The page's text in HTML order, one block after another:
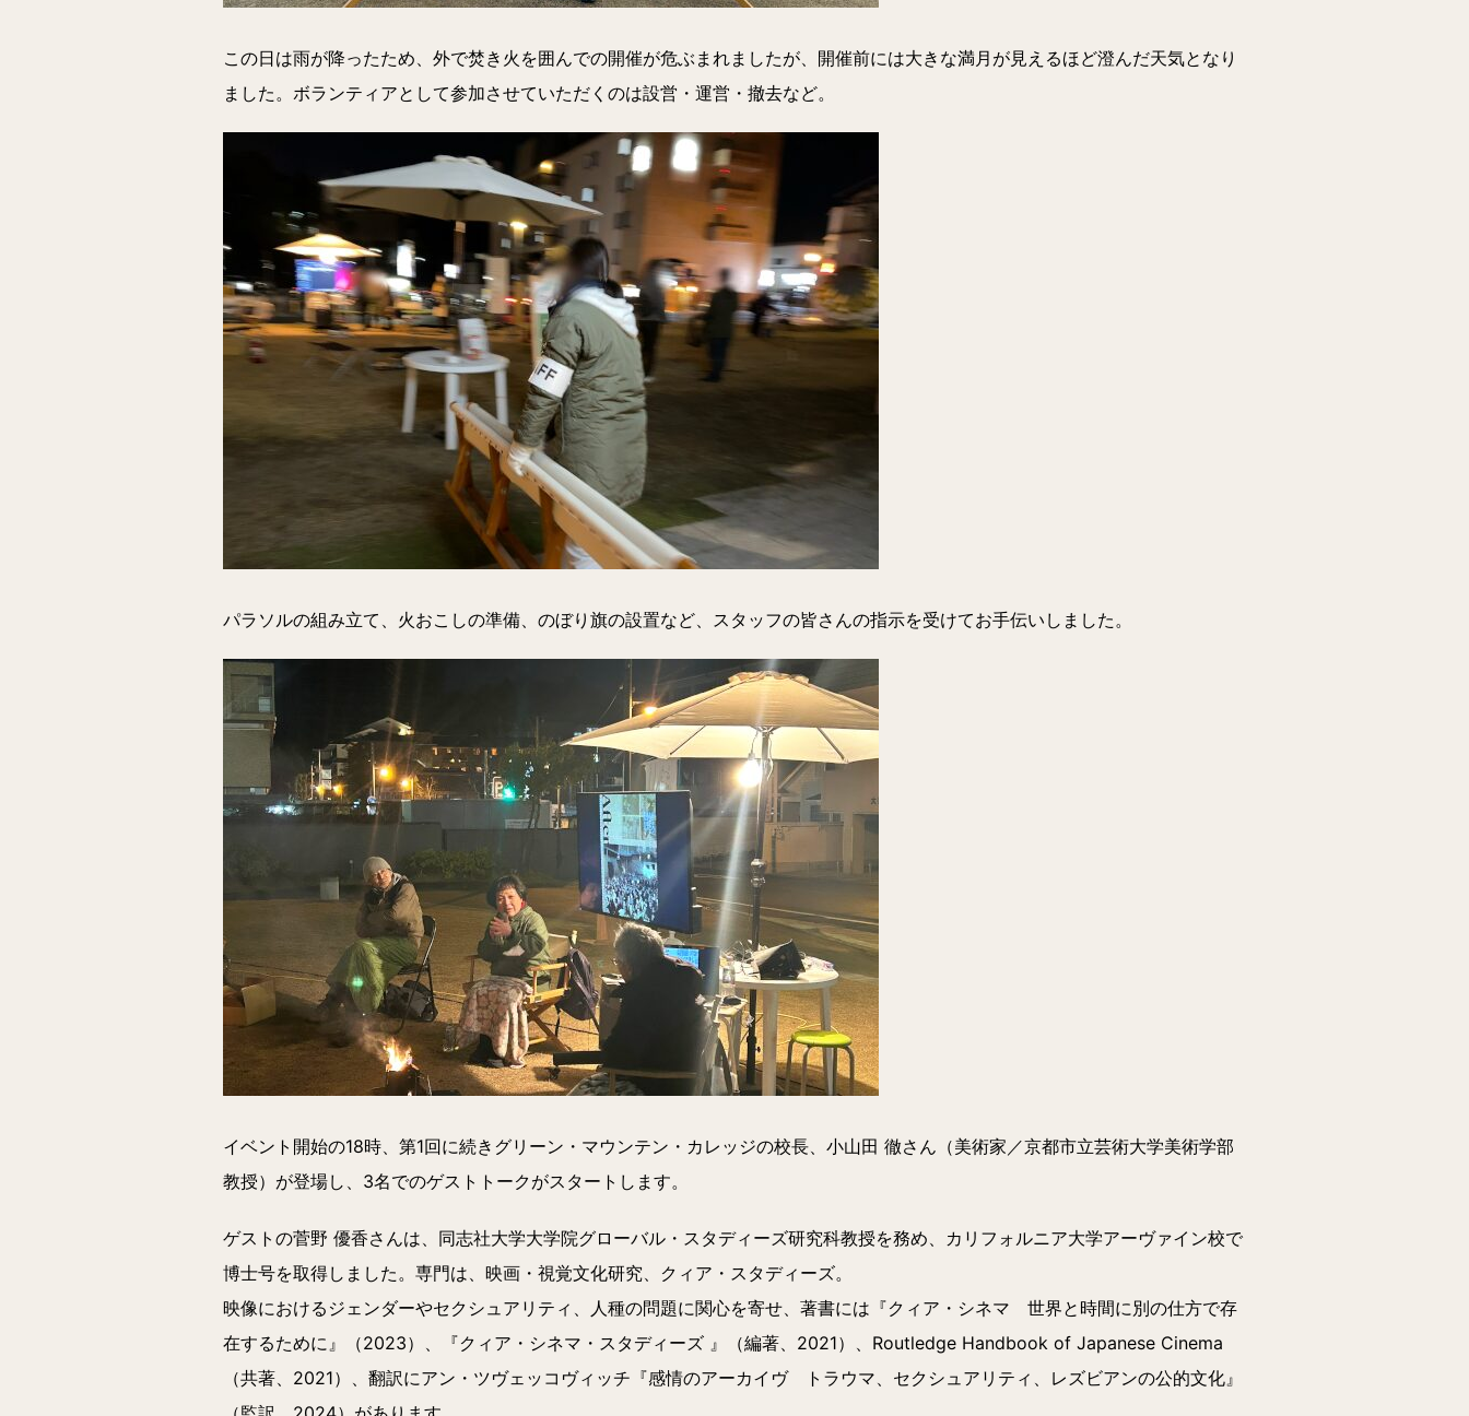
この日は雨が降ったため、外で焚き火を囲んでの開催が危ぶまれましたが、開催前には大きな満月が見えるほど澄んだ天気となり
ました。ボランティアとして参加させていただくのは設営・運営・撤去など。
パラソルの組み立て、火おこしの準備、のぼり旗の設置など、スタッフの皆さんの指示を受けてお手伝いしました。
イベント開始の18時、第1回に続きグリーン・マウンテン・カレッジの校長、小山田 徹さん（美術家／京都市立芸術大学美術学部
教授）が登場し、3名でのゲストトークがスタートします。
ゲストの菅野 優香さんは、同志社大学大学院グローバル・スタディーズ研究科教授を務め、カリフォルニア大学アーヴァイン校で
博士号を取得しました。専門は、映画・視覚文化研究、クィア・スタディーズ。
映像におけるジェンダーやセクシュアリティ、人種の問題に関心を寄せ、著書には『クィア・シネマ 世界と時間に別の仕方で存
在するために』（2023）、『クィア・シネマ・スタディーズ 』（編著、2021）、Routledge Handbook of Japanese Cinema
（共著、2021）、翻訳にアン・ツヴェッコヴィッチ『感情のアーカイヴ トラウマ、セクシュアリティ、レズビアンの公的文化』